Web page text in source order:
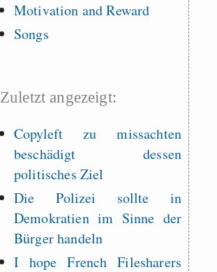
Motivation and Reward
Songs
Zuletzt angezeigt:
Copyleft zu missachten
beschädigt dessen
politisches Ziel
Die Polizei sollte in
Demokratien im Sinne der
Bürger handeln
I hope French Filesharers